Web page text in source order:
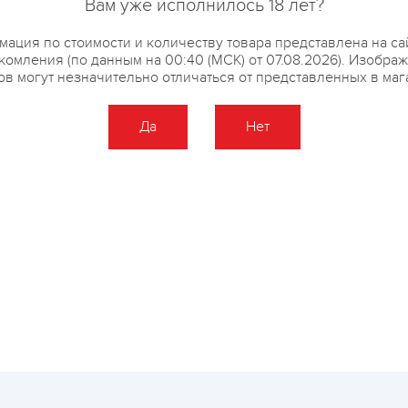
Вам уже исполнилось 18 лет?
по стоимости и количеству товара представлена на
(по данным на 00:40 (МСК) от 07.08.2026).
могут незначительно отличаться от представленных в
Да Нет